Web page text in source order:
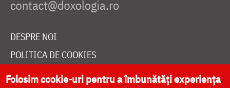
DESPRE NOI
POLITICA DE COOKIES
DONEAZĂ ONLINE PENTRU CATEDRALA NAȚIONALĂ
Folosim cookie-uri pentru a îmbunătăți experiența